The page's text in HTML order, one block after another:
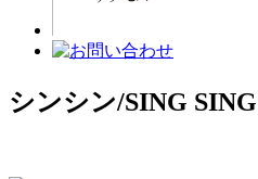
シンシン/SING SING